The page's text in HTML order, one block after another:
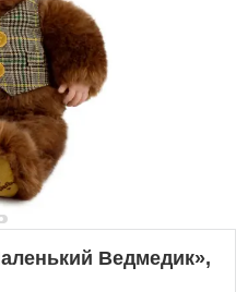
Ведмедик»,